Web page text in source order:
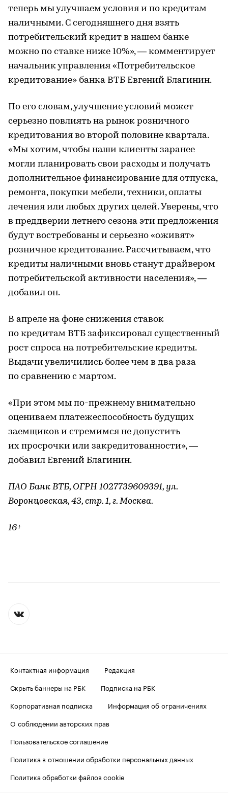
теперь мы улучшаем условия и по кредитам
наличными. С сегодняшнего дня взять
потребительский кредит в нашем банке
можно по ставке ниже 10%», — комментирует
начальник управления «Потребительское
кредитование» банка ВТБ Евгений Благинин.
По его словам, улучшение условий может
серьезно повлиять на рынок розничного
кредитования во второй половине квартала.
«Мы хотим, чтобы наши клиенты заранее
могли планировать свои расходы и получать
дополнительное финансирование для отпуска,
ремонта, покупки мебели, техники, оплаты
лечения или любых других целей. Уверены, что
в преддверии летнего сезона эти предложения
будут востребованы и серьезно «оживят»
розничное кредитование. Рассчитываем, что
кредиты наличными вновь станут драйвером
потребительской активности населения», —
добавил он.
В апреле на фоне снижения ставок
по кредитам ВТБ зафиксировал существенный
рост спроса на потребительские кредиты.
Выдачи увеличились более чем в два раза
по сравнению с мартом.
«При этом мы по-прежнему внимательно
оцениваем платежеспособность будущих
заемщиков и стремимся не допустить
их просрочки или закредитованности», —
добавил Евгений Благинин.
ПАО Банк ВТБ, ОГРН 1027739609391, ул.
Воронцовская, 43, стр. 1, г. Москва.
16+
Контактная информация
Редакция
Скрыть баннеры на РБК
Подписка на РБК
Корпоративная подписка
Информация об ограничениях
О соблюдении авторских прав
Пользовательское соглашение
Политика в отношении обработки персональных данных
Политика обработки файлов cookie